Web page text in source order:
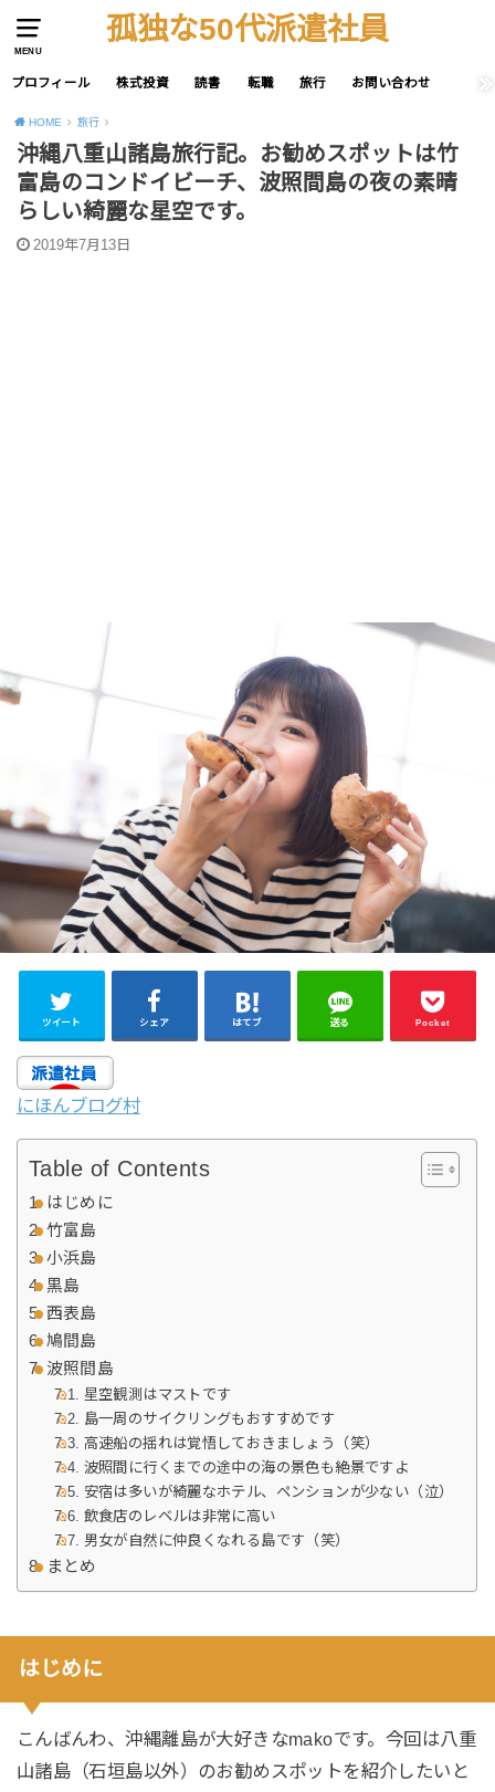
MENU
孤独な50代派遣社員
プロフィール 株式投資 読書 転職 旅行 お問い合わせ
HOME 旅行
沖縄八重山諸島旅行記。お勧めスポットは竹
富島のコンドイビーチ、波照間島の夜の素晴
らしい綺麗な星空です。
2019年7月13日
ツイート シェア はてブ 送る Pocket
にほんブログ村
Table of Contents
はじめに
竹富島
小浜島
黒島
西表島
鳩間島
波照間島
星空観測はマストです
島一周のサイクリングもおすすめです
高速船の揺れは覚悟しておきましょう（笑）
波照間に行くまでの途中の海の景色も絶景ですよ
安宿は多いが綺麗なホテル、ペンションが少ない（泣）
飲食店のレベルは非常に高い
男女が自然に仲良くなれる島です（笑）
まとめ
はじめに
こんばんわ、沖縄離島が大好きなmakoです。今回は八重
山諸島（石垣島以外）のお勧めスポットを紹介したいと